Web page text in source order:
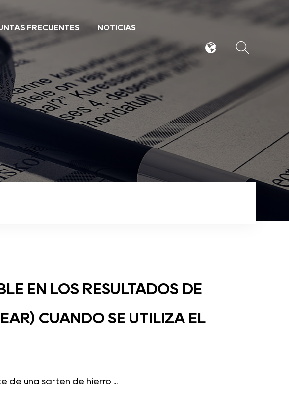
FRECUENTES NOTICIAS
EN LOS RESULTADOS DE
CUANDO SE UTILIZA EL
de una sartén de hierro ...